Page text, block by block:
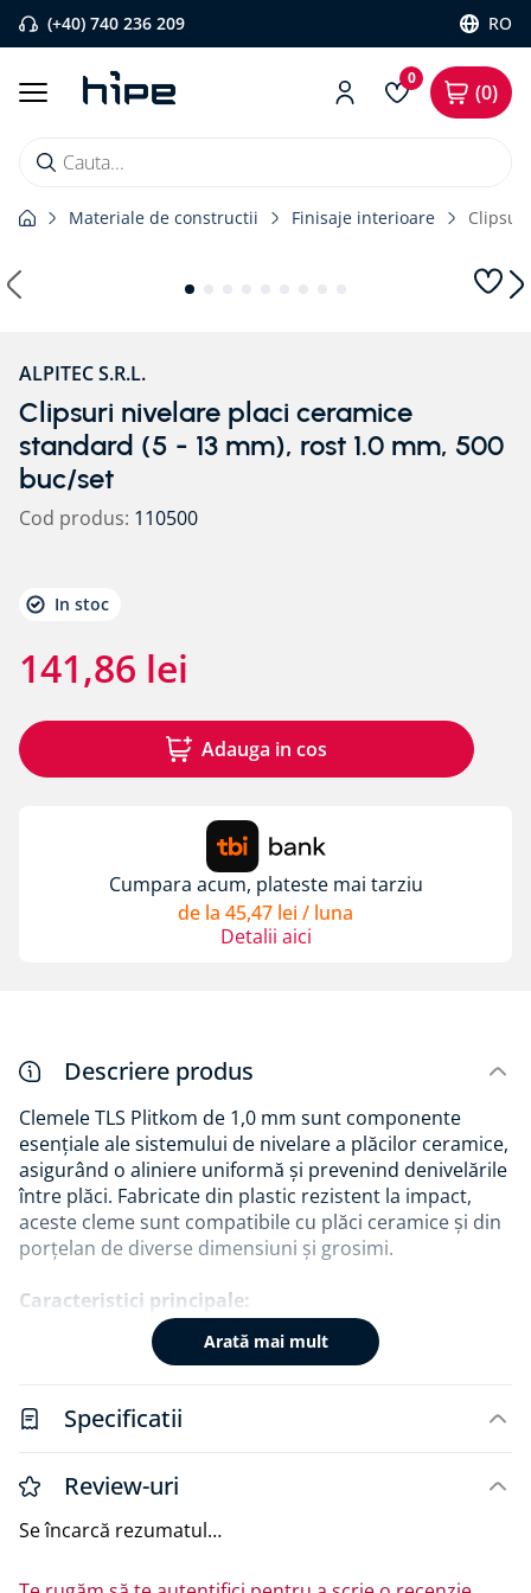
(+40) 740 236 209 RO
0
0
Cauta...
Căutări populare
5.
bariera vapori
strapungeri
placa blaugelb
10. diblu cap plastic si cui metalic alpitec
Materiale de constructii Finisaje interioare
ALPITEC S.R.L.
Clipsuri nivelare placi ceramice
standard (5 - 13 mm), rost 1.0 mm, 500
buc/set
Cod produs: 110500
In stoc
141,86 lei
Adauga in cos
Cumpara acum, plateste mai tarziu
de la 45,47 lei / luna
Detalii aici
Descriere produs
Clemele TLS Plitkom de 1,0 mm sunt componente
esențiale ale sistemului de nivelare a plăcilor ceramice,
asigurând o aliniere uniformă și prevenind denivelările
între plăci. Fabricate din plastic rezistent la impact,
aceste cleme sunt compatibile cu plăci ceramice și din
porțelan de diverse dimensiuni și grosimi.​
Caracteristici principale:
Distanțare precisă: Mențin o distanță constantă
de 1,0 mm între plăci.
rezistent la impact.
ceramice și din porțelan de orice dimensiune și
grosime.
Set economic: Pachetul conține 500 de bucăți,
Arată mai mult
Specificatii
Review-uri
Se încarcă rezumatul…